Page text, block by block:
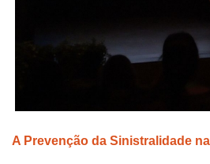
A Prevenção da Sinistralidade